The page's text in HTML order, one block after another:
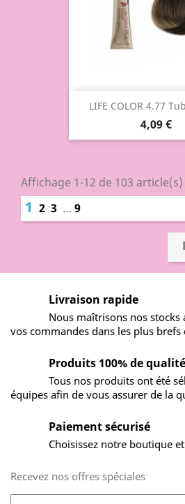
LIFE COLOR 4.77
4,09 €
Affichage 1-12 de 103 article(s)
1 2 3 … 9
Livraison rapide
Nous maîtrisons nos
vos commandes dans les plus brefs
Produits 100% de qualité
Tous nos produits ont été
équipes afin de vous assurer de la
Paiement sécurisé
Choisissez notre boutique
Recevez nos offres spéciales